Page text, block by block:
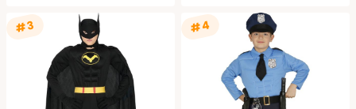
#3 #4